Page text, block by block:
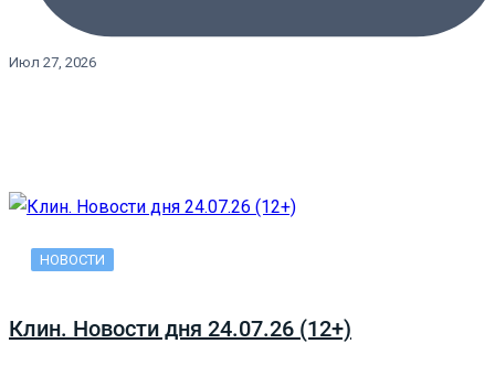
Июл 27, 2026
НОВОСТИ
Клин. Новости дня 24.07.26 (12+)